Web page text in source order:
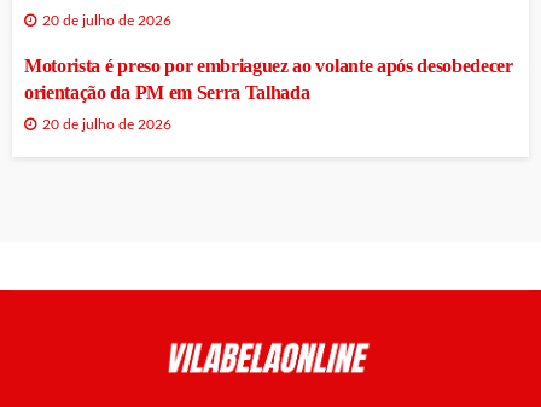
20 de julho de 2026
Motorista é preso por embriaguez ao volante após desobedecer
orientação da PM em Serra Talhada
20 de julho de 2026